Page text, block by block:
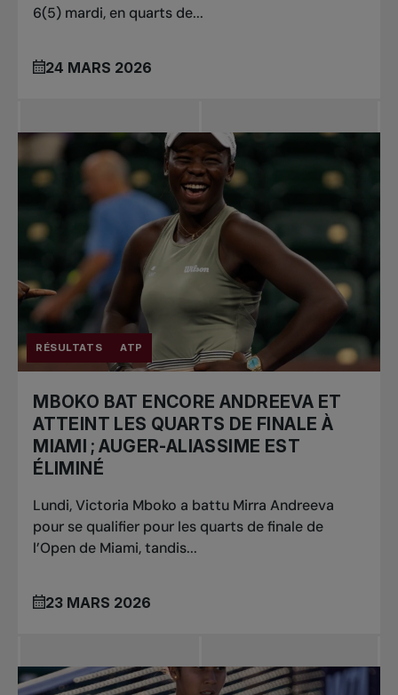
6(5) mardi, en quarts de...
24 MARS 2026
RÉSULTATS ATP
MBOKO BAT ENCORE ANDREEVA ET
ATTEINT LES QUARTS DE FINALE À
MIAMI ; AUGER-ALIASSIME EST
ÉLIMINÉ
Lundi, Victoria Mboko a battu Mirra Andreeva
pour se qualifier pour les quarts de finale de
l’Open de Miami, tandis...
23 MARS 2026